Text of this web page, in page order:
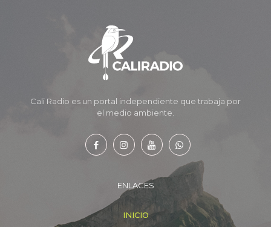
Cali Radio es un portal independiente que trabaja por
el medio ambiente.
ENLACES
INICIO